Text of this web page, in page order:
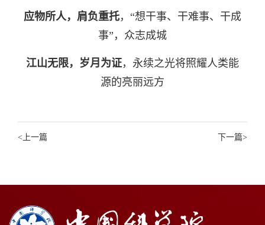
应物所人， 肩负重托， “想干事、干难事、干成
事”， 众志成城
江山无限， 岁月为证， 永续之光将照耀人类能
源的亮丽远方
< 上一篇 下一篇>